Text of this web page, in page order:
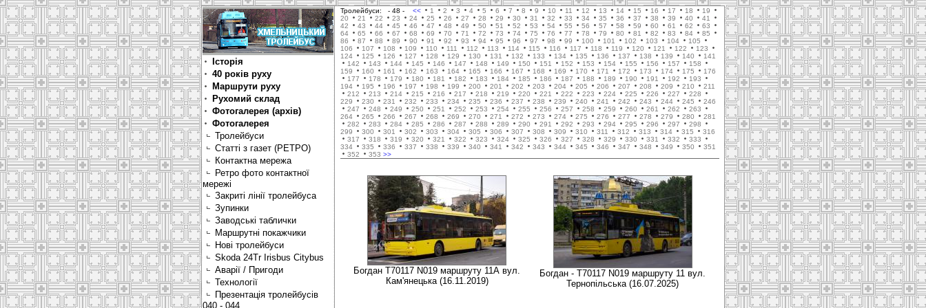
Історія
40 років руху
Маршрути руху
Рухомий склад
Фотогалерея (архів)
Фотогалерея
Тролейбуси
Статті з газет (РЕТРО)
Контактна мережа
Ретро фото контактної
мережі
Закриті лінії тролейбуса
Зупинки
Заводські таблички
Маршрутні покажчики
Нові тролейбуси
Skoda 24Tr Irisbus Citybus
Аварії / Пригоди
Технології
Презентація тролейбусів
040 - 044
Тролейбуси: - 48 - << 1 2 3 4 5 6 7 8 9 10 11 12 13 14 15 16 17 18
19
20
21 22 23 24 25 26 27 28 29 30 31 32 33 34 35 36 37 38 39 40
41
42
43 44 45 46 47 48 49 50 51 52 53 54 55 56 57 58 59 60 61 62
63
64
65 66 67 68 69 70 71 72 73 74 75 76 77 78 79 80 81 82 83 84
85
86
87 88 89 90 91 92 93 94 95 96 97 98 99 100 101 102 103 104
105
106
107 108 109 110 111 112 113 114 115 116 117 118 119 120 121 122
123
124
125 126 127 128 129 130 131 132 133 134 135 136 137 138 139 140
141
142
143 144 145 146 147 148 149 150 151 152 153 154 155 156 157
158
159
160 161 162 163 164 165 166 167 168 169 170 171 172 173 174 175
176
177
178 179 180 181 182 183 184 185 186 187 188 189 190 191 192
193
194
195 196 197 198 199 200 201 202 203 204 205 206 207 208 209 210
211
212
213 214 215 216 217 218 219 220 221 222 223 224 225 226 227
228
229
230 231 232 233 234 235 236 237 238 239 240 241 242 243 244 245
246
247
248 249 250 251 252 253 254 255 256 257 258 259 260 261 262
263
264
265 266 267 268 269 270 271 272 273 274 275 276 277 278 279 280
281
282
283 284 285 286 287 288 289 290 291 292 293 294 295 296 297
298
299
300 301 302 303 304 305 306 307 308 309 310 311 312 313 314 315
316
317
318 319 320 321 322 323 324 325 326 327 328 329 330 331 332
333
334
335 336 337 338 339 340 341 342 343 344 345 346 347 348 349 350
351
352
353 >>
Богдан Т70117 N019 маршруту 11А вул.
Кам'янецька (16.11.2019)
Богдан - Т70117 N019 маршруту 11 вул.
Тернопільська (16.07.2025)